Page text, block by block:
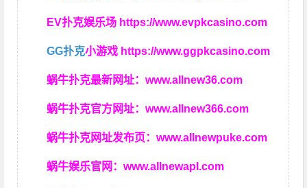
EV扑克娱乐场 https://www.evpkcasino.com
GG扑克小游戏 https://www.ggpkcasino.com
蜗牛扑克最新网址：www.allnew36.com
蜗牛扑克官方网址：www.allnew366.com
蜗牛扑克网址发布页：www.allnewpuke.com
蜗牛娱乐官网：www.allnewapl.com